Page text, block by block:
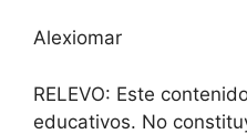
Alexiomar
RELEVO: Este
educativos. No